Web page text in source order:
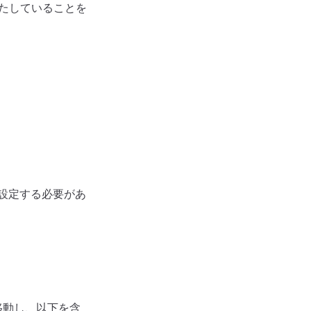
していることを
定する必要があ
し、以下を含